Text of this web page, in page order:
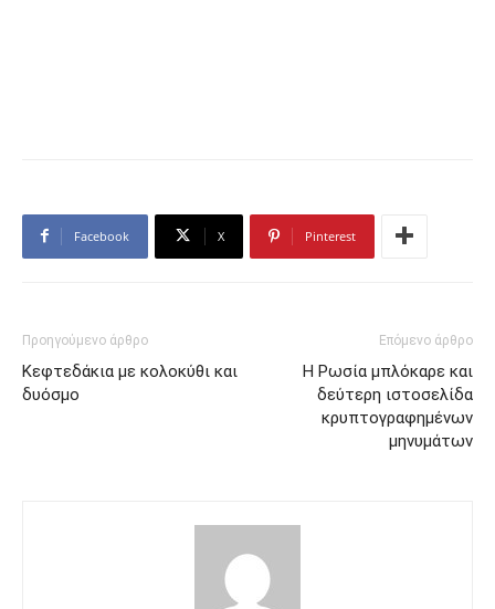
Facebook X Pinterest
Προηγούμενο άρθρο
Κεφτεδάκια με κολοκύθι και
δυόσμο
Επόμενο άρθρο
Η Ρωσία μπλόκαρε και
δεύτερη ιστοσελίδα
κρυπτογραφημένων
μηνυμάτων